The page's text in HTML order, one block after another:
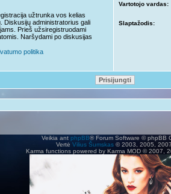
užtrunka vos kelias
Diskusijų administratorius gali
Prieš užsiregistruodami
Naršydami po diskusijas
politika
Vartotojo vardas:
Slaptažodis:
Veikia ant phpBB® Forum Software © phpBB
Vertė Vilius Šumskas© 2003, 2005, 2007
Karma functions powered by Karma MOD © 2007,